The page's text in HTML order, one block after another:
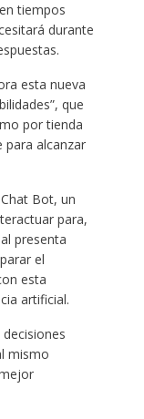
tiempos
durante
esta nueva
que
por tienda
para alcanzar
Bot, un
para,
presenta
el
esta
artificial.
mismo